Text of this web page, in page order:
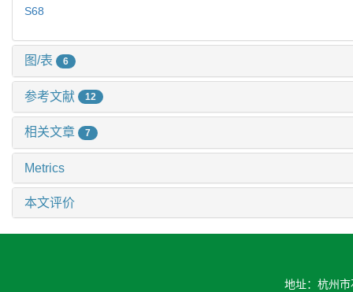
S68
图/表 6
参考文献 12
相关文章 7
Metrics
本文评价
地址：杭州